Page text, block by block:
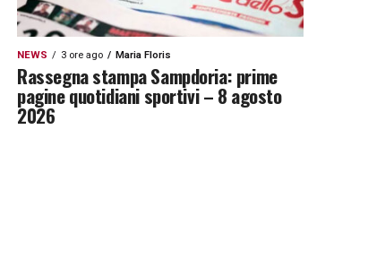
NEWS 3 ore ago Maria Floris
Rassegna stampa Sampdoria: prime
pagine quotidiani sportivi – 8 agosto
2026